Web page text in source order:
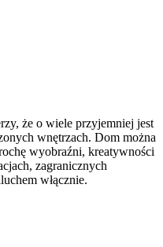
że o wiele przyjemniej jest
wnętrzach. Dom można
wyobraźni, kreatywności
zagranicznych
włącznie.